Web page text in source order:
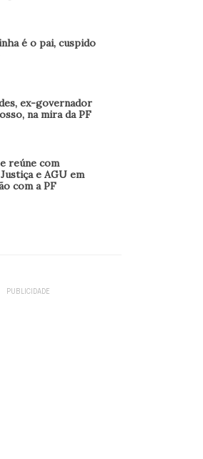
é o pai, cuspido
ex-governador
na mira da PF
reúne com
e AGU em
com a PF